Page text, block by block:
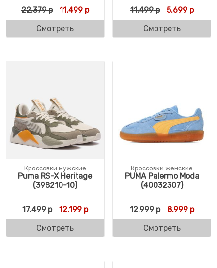
22.379р Первоначальная цена составляла 22.379
11.499рТекущая цена: 11.499 р.
Смотреть
11.499р 5.699р
Смотреть
Кроссовки мужские
Puma RS-X Heritage
(398210-10)
17.499р Первоначальная цена составляла 17.499
12.199рТекущая цена: 12.199 р.
Смотреть
Кроссовки женские
PUMA Palermo Moda
(40032307)
12.999р 8.999р
Смотреть